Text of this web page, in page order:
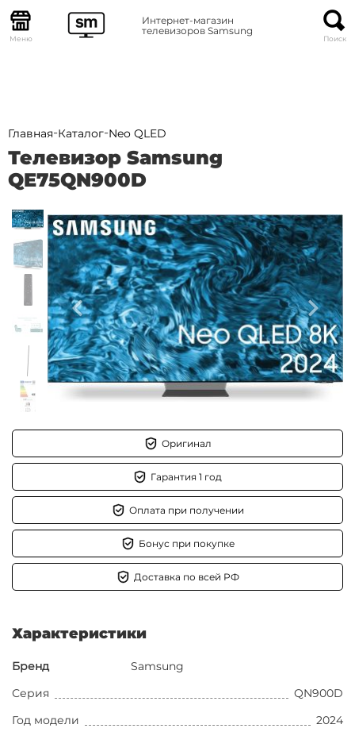
Меню
Интернет-магазин
телевизоров Samsung
Поиск
Главная-Каталог-Neo QLED
Телевизор Samsung
QE75QN900D
Оригинал
Гарантия 1 год
Оплата при получении
Бонус при покупке
Доставка по всей РФ
Характеристики
Бренд
Samsung
Серия
QN900D
Год модели
2024